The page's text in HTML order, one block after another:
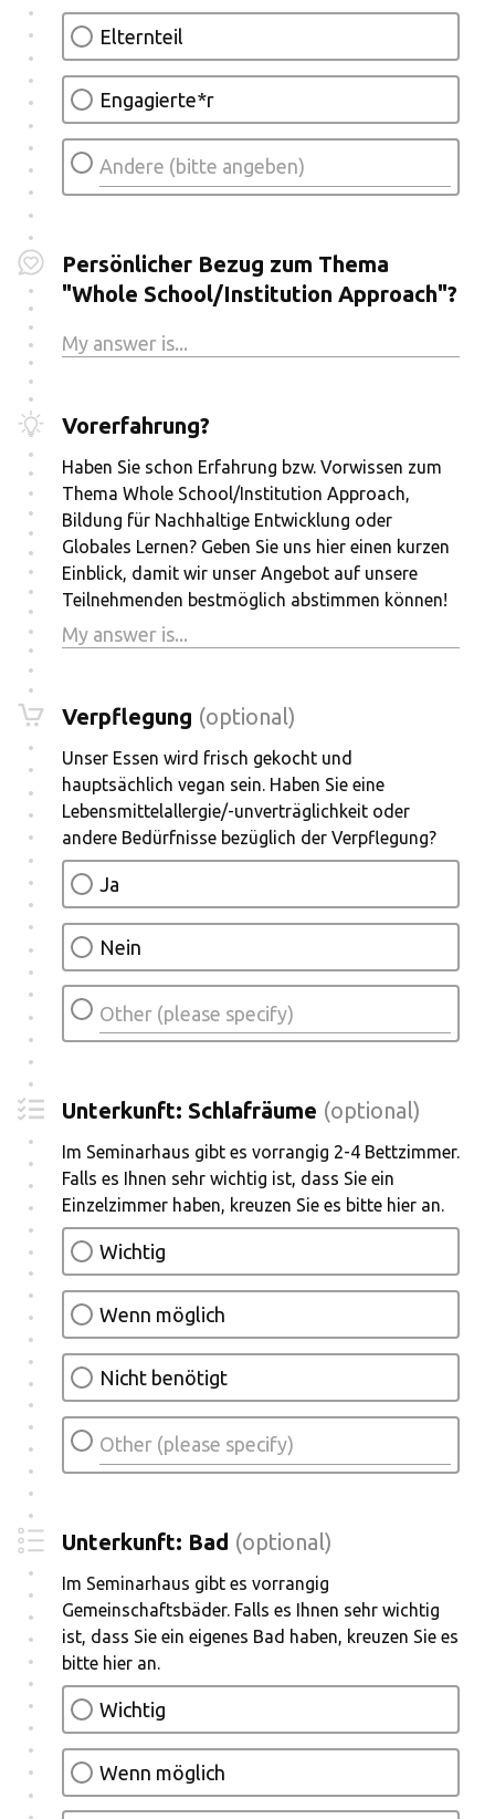
Elternteil
Engagierte*r
Persönlicher Bezug zum Thema
"Whole School/Institution Approach"?
Vorerfahrung?
Haben Sie schon Erfahrung bzw. Vorwissen zum
Thema Whole School/Institution Approach,
Bildung für Nachhaltige Entwicklung oder
Globales Lernen? Geben Sie uns hier einen kurzen
Einblick, damit wir unser Angebot auf unsere
Teilnehmenden bestmöglich abstimmen können!
Verpflegung (optional)
Unser Essen wird frisch gekocht und
hauptsächlich vegan sein. Haben Sie eine
Lebensmittelallergie/-unverträglichkeit oder
andere Bedürfnisse bezüglich der Verpflegung?
Ja
Nein
Unterkunft: Schlafräume (optional)
Im Seminarhaus gibt es vorrangig 2-4 Bettzimmer.
Falls es Ihnen sehr wichtig ist, dass Sie ein
Einzelzimmer haben, kreuzen Sie es bitte hier an.
Wichtig
Wenn möglich
Nicht benötigt
Unterkunft: Bad (optional)
Im Seminarhaus gibt es vorrangig
Gemeinschaftsbäder. Falls es Ihnen sehr wichtig
ist, dass Sie ein eigenes Bad haben, kreuzen Sie es
bitte hier an.
Wichtig
Wenn möglich